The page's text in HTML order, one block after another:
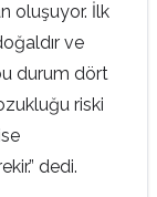
oluşuyor. İlk
ve
durum dört
riski
dedi.